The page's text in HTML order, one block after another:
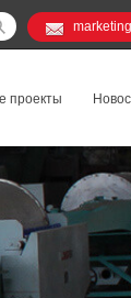
проекты